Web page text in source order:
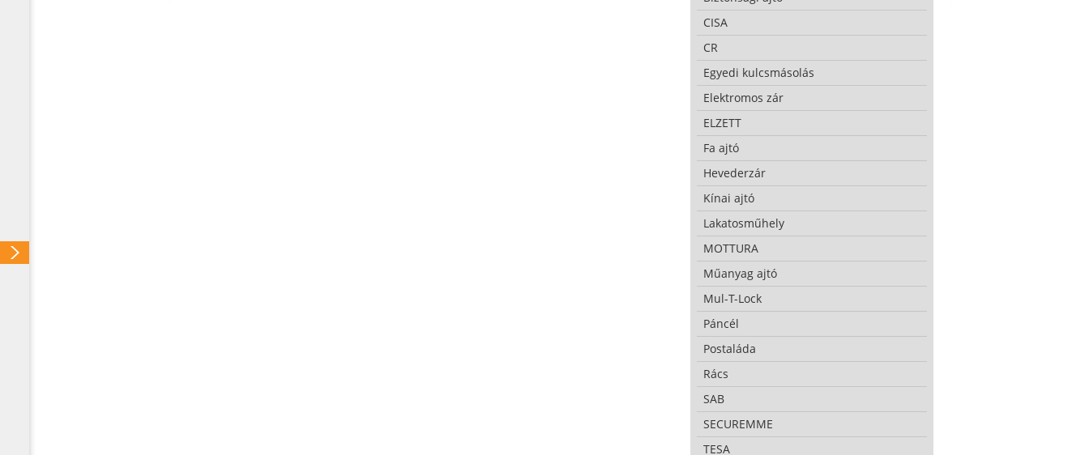
CISA
CR
Egyedi kulcsmásolás
Elektromos zár
ELZETT
Fa ajtó
Hevederzár
Kínai ajtó
Lakatosműhely
MOTTURA
Műanyag ajtó
Mul-T-Lock
Páncél
Postaláda
Rács
SAB
SECUREMME
TESA